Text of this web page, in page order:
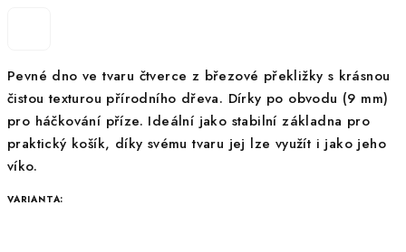
Pevné dno ve tvaru čtverce z březové překližky s krásnou
čistou texturou přírodního dřeva. Dírky po obvodu (9 mm)
pro háčkování příze. Ideální jako stabilní základna pro
praktický košík, díky svému tvaru jej lze využít i jako jeho
víko.
VARIANTA: